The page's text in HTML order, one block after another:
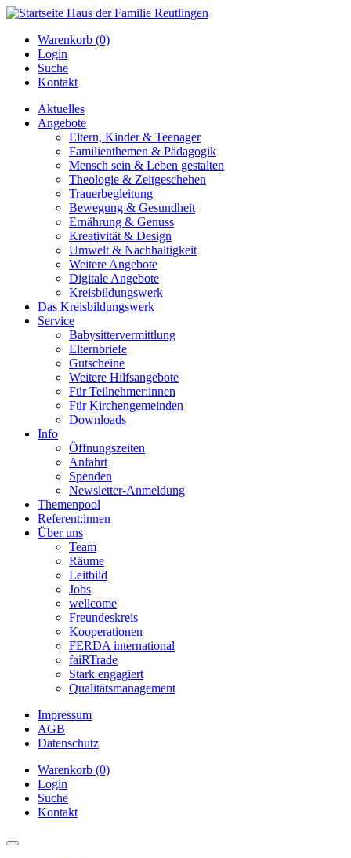
Warenkorb (0)
Login
Suche
Kontakt
Aktuelles
Angebote
Eltern, Kinder & Teenager
Familienthemen & Pädagogik
Mensch sein & Leben gestalten
Theologie & Zeitgeschehen
Trauerbegleitung
Bewegung & Gesundheit
Ernährung & Genuss
Kreativität & Design
Umwelt & Nachhaltigkeit
Weitere Angebote
Digitale Angebote
Kreisbildungswerk
Das Kreisbildungswerk
Service
Babysittervermittlung
Elternbriefe
Gutscheine
Weitere Hilfsangebote
Für Teilnehmer:innen
Für Kirchengemeinden
Downloads
Info
Öffnungszeiten
Anfahrt
Spenden
Newsletter-Anmeldung
Themenpool
Referent:innen
Über uns
Team
Räume
Leitbild
Jobs
wellcome
Freundeskreis
Kooperationen
FERDA international
faiRTrade
Stark engagiert
Qualitätsmanagement
Impressum
AGB
Datenschutz
Warenkorb (0)
Login
Suche
Kontakt